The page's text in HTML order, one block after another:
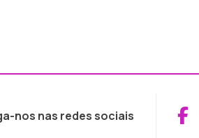
nos nas redes sociais